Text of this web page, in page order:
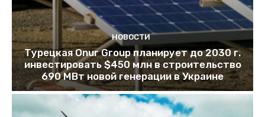
НОВОСТИ
Турецкая Onur Group планирует до 2030 г.
инвестировать $450 млн в строительство
690 МВт новой генерации в Украине